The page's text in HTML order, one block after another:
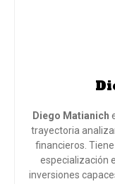
Diego Matianich
trayectoria
financieros.
especialización
inversiones